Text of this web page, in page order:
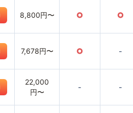
8,800円〜 ○ ○
7,678円〜 ○ -
22,000
円〜
- -